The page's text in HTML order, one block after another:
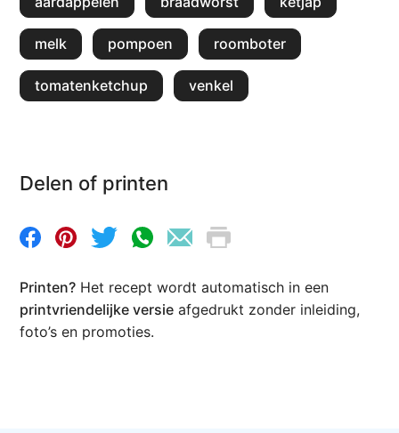
melk pompoen roomboter
tomatenketchup venkel
Delen of printen
Printen? Het recept wordt automatisch in een
printvriendelijke versie afgedrukt zonder inleiding,
foto’s en promoties.